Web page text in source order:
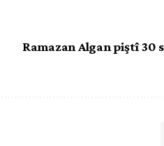
Ramazan Algan piştî 30